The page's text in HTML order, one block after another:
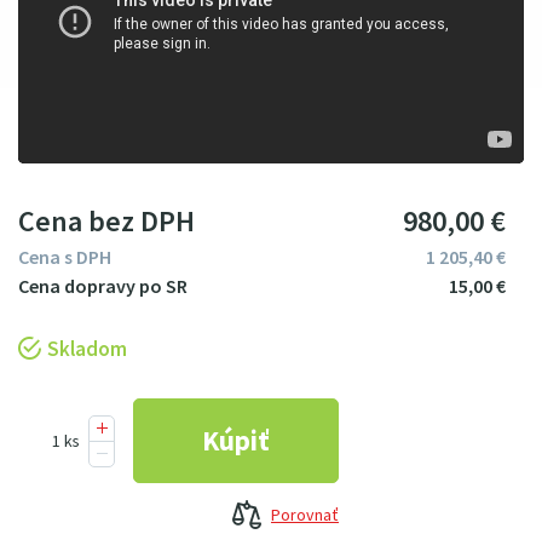
Skladom
Cena bez DPH 980 00€
Cena s DPH 1 205 40€
15 00€
Porovnať